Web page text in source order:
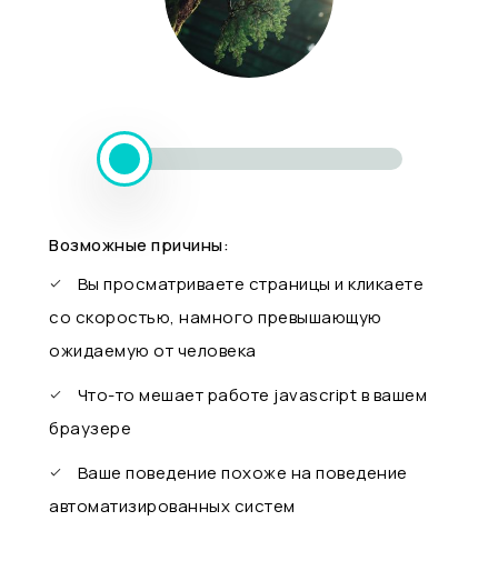
Возможные причины:
Вы просматриваете страницы и кликаете
со скоростью, намного превышающую
ожидаемую от человека
Что-то мешает работе javascript в вашем
браузере
Ваше поведение похоже на поведение
автоматизированных систем